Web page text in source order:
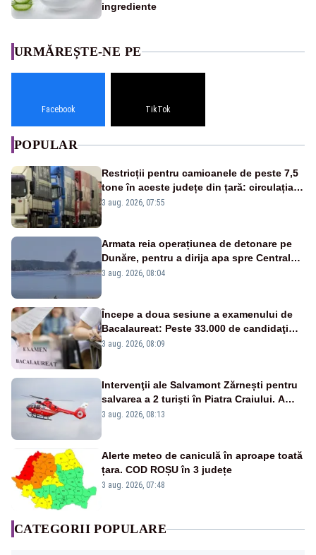
ingrediente
URMĂREȘTE-NE PE
Facebook TikTok
POPULAR
Restricții pentru camioanele de peste 7,5
tone în aceste județe din țară: circulația
este interzisă luni, între orele 12:00 și
3 aug. 2026, 07:55
Armata reia operațiunea de detonare pe
Dunăre, pentru a dirija apa spre Centrala
Cernavodă
3 aug. 2026, 08:04
Începe a doua sesiune a examenului de
Bacalaureat: Peste 33.000 de candidaţi
înscrişi
3 aug. 2026, 08:09
Intervenţii ale Salvamont Zărnești pentru
salvarea a 2 turişti în Piatra Craiului. A
fost solicitat elicopterul SMURD
3 aug. 2026, 08:13
Alerte meteo de caniculă în aproape toată
țara. COD ROȘU în 3 județe
3 aug. 2026, 07:48
CATEGORII POPULARE